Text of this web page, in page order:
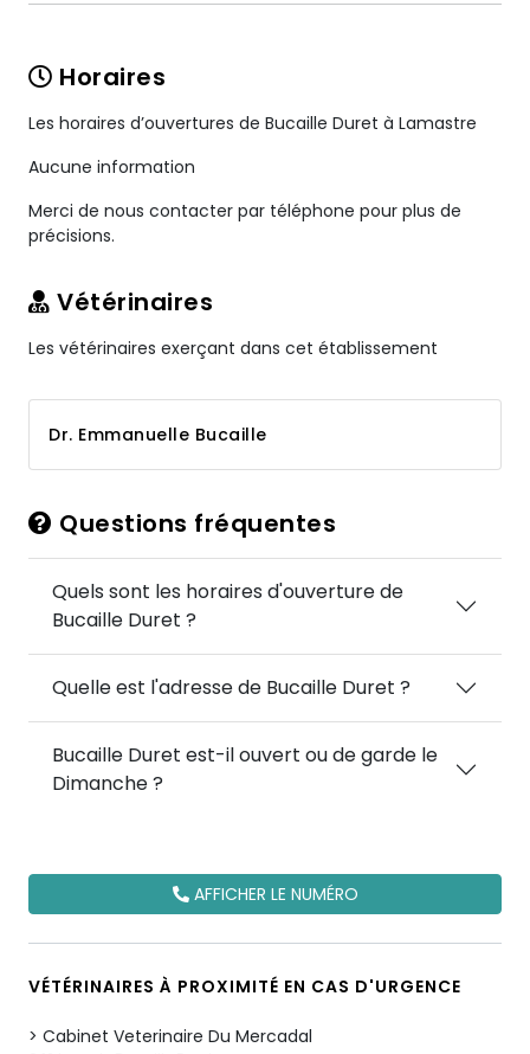
Horaires
Les horaires d’ouvertures de Bucaille Duret à Lamastre
Aucune information
Merci de nous contacter par téléphone pour plus de
précisions.
Vétérinaires
Les vétérinaires exerçant dans cet établissement
Dr. Emmanuelle Bucaille
Questions fréquentes
Quels sont les horaires d'ouverture de
Bucaille Duret ?
Quelle est l'adresse de Bucaille Duret ?
Bucaille Duret est-il ouvert ou de garde le
Dimanche ?
AFFICHER LE NUMÉRO
VÉTÉRINAIRES À PROXIMITÉ EN CAS D'URGENCE
Cabinet Veterinaire Du Mercadal